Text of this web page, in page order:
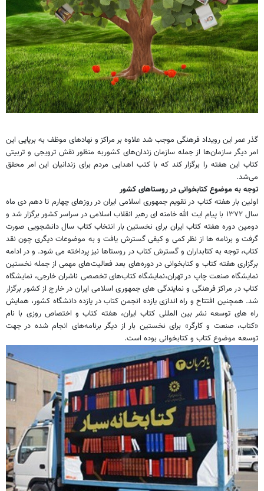
گذر عمر این رویداد فرهنگی موجب شد علاوه بر مراکز و نهادهای موظف به برپایی این
امر دیگر سازمان‌ها از جمله سازمان زندان‌های کشوربه منظور نقش ترویجی و تربیتی
کتاب این هفته را برگزار کند که با کتب اهدایی مردم برای زندانیان این امر محقق
می‌شد.
توجه به موضوع کتابخوانی در روستاهای کشور
اولین بار هفته کتاب در تقویم جمهوری اسلامی ایران در روزهای چهارم تا دهم دی ماه
سال ۱۳۷۲ با پیام ایت الله خامنه ای رهبر انقلاب اسلامی در سراسر کشور برگزار شد و
دومین دوره هفته کتاب ایران برای نخستین بار انتخاب کتاب سال دانشجویی صورت
گرفت و برنامه ها از نظر کمی و کیفی گسترش یافت و به موضوعات دیگری چون نقد
کتاب، توجه به کتابداران و گسترش کتاب در روستاها نیز پرداخته می شود. و در ادامه
برگزاری هفته کتاب و کتابخوانی در دوره‌های بعد فعالیت‌های مهمی از جمله نخستین
نمایشگاه صنعت چاپ در تهران،نمایشگاه کتاب‌های تخصصی ناشران خارجی، نمایشگاه
کتاب در مراکز فرهنگی و نمایندگی های جمهوری اسلامی ایران در خارج از کشور برگزار
شد. همچنین افتتاح و راه اندازی یازده انجمن کتاب در یازده دانشگاه کشور، همایش
راه های توسعه نشر بین المللی کتاب ایران، هفته کتاب و اختصاص روزی با نام
«کتاب، صنعت و کارگر» برای نخستین بار از دیگر برنامه‌های انجام شده در جهت
توسعه موضوع کتاب و کتابخوانی بوده است.